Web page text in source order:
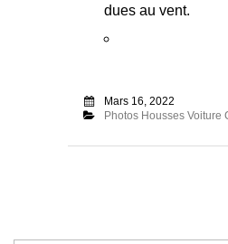
dues au vent.
Mars 16, 2022
Photos Housses Voiture